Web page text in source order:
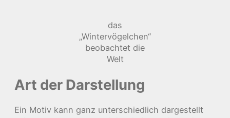
das
„Wintervögelchen“
beobachtet die
Welt
Art der Darstellung
Ein Motiv kann ganz unterschiedlich dargestellt